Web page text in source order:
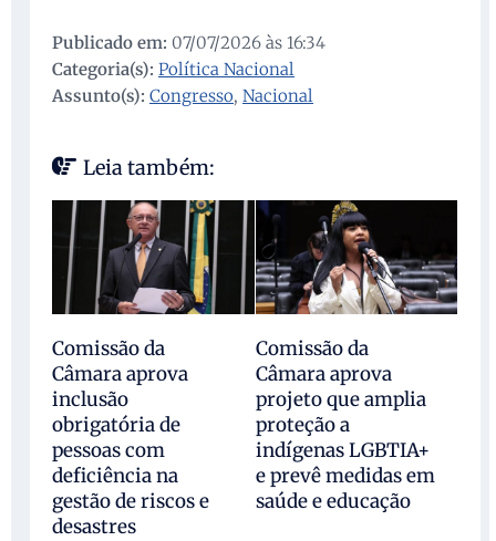
Publicado em: 07/07/2026 às 16:34
Categoria(s): Política Nacional
Assunto(s): Congresso, Nacional
Leia também:
Comissão da
Câmara aprova
inclusão
obrigatória de
pessoas com
deficiência na
gestão de riscos e
desastres
Comissão da
Câmara aprova
projeto que amplia
proteção a
indígenas LGBTIA+
e prevê medidas em
saúde e educação